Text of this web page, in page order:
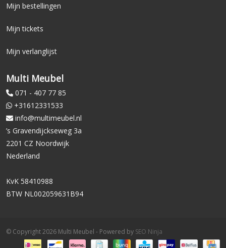
Mijn bestellingen
Mijn tickets
Mijn verlanglijst
Multi Meubel
071 - 407 77 85
+31612331533
info@multimeubel.nl
’s Gravendijckseweg 3a
2201 CZ Noordwijk
Nederland
KvK 58410988
BTW NL002059631B94
© Copyright 2026 Multi Meubel - Powered by SEO Ninja